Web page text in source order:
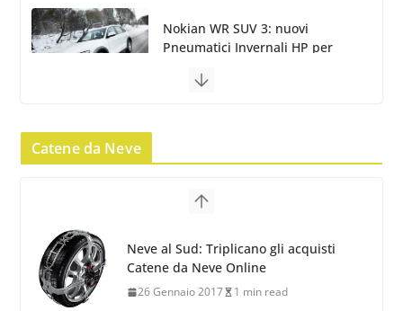
Yokohama Geolandar G073: nuovi pneumatici
invernali SUV
2 min read
17 Febbraio 2022 6 min read
Stagioni 2022
17 Febbraio 2022
Catene da Neve
Catene da Neve Arexons Easy
Chains Plus
10 Novembre 2014 1 min read